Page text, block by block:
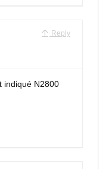
Reply
indiqué N2800